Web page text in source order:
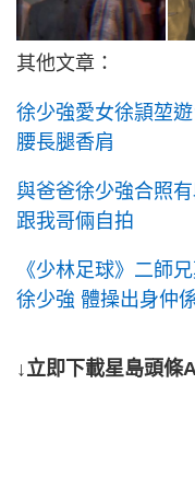
其他文章：
徐少強愛女徐頴堃
腰長腿香肩
與爸爸徐少強合照
跟我哥倆自拍
《少林足球》二師
徐少強 體操出身仲
↓立即下載星島頭條